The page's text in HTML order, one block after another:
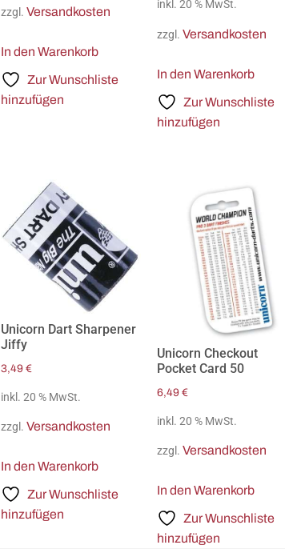
zzgl. Versandkosten
In den Warenkorb
Zur Wunschliste
hinzufügen
inkl. 20 % MwSt.
zzgl. Versandkosten
In den Warenkorb
Zur Wunschliste
hinzufügen
Unicorn Dart Sharpener
Jiffy
3,49 €
inkl. 20 % MwSt.
zzgl. Versandkosten
In den Warenkorb
Zur Wunschliste
hinzufügen
Unicorn Checkout
Pocket Card 50
6,49 €
inkl. 20 % MwSt.
zzgl. Versandkosten
In den Warenkorb
Zur Wunschliste
hinzufügen